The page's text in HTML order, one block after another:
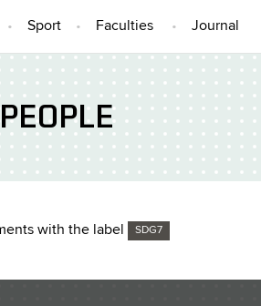
Sport Faculties Journal
PEOPLE
with the label SDG7